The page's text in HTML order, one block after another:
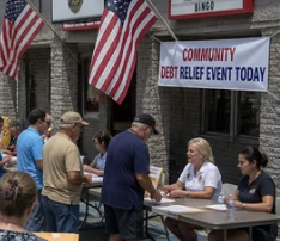
các bên chiếm từ 30%
liên quan mà không
cạnh tranh trước khi
tham gia tập trung
10% tổng doanh thu
năm thực hiện hành
50% thì giao dịch có